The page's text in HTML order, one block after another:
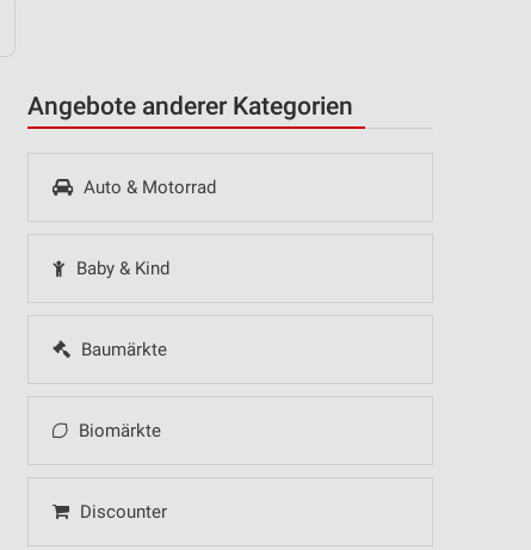
Angebote anderer Kategorien
Auto & Motorrad
Baby & Kind
Baumärkte
Biomärkte
Discounter